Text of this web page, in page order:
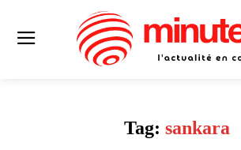
Tag: sankara